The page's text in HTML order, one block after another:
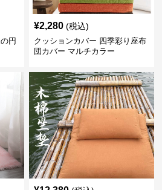
円
¥2,280 (税込)
クッションカバー 四季彩り座布
団カバー マルチカラー